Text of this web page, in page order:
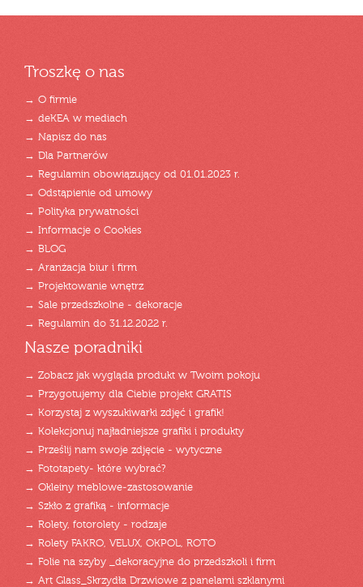
Troszkę o nas
→ O firmie
→ deKEA w mediach
→ Napisz do nas
→ Dla Partnerów
→ Regulamin obowiązujący od 01.01.2023 r.
→ Odstąpienie od umowy
→ Polityka prywatności
→ Informacje o Cookies
→ BLOG
→ Aranżacja biur i firm
→ Projektowanie wnętrz
→ Sale przedszkolne - dekoracje
→ Regulamin do 31.12.2022 r.
Nasze poradniki
→ Zobacz jak wygląda produkt w Twoim pokoju
→ Przygotujemy dla Ciebie projekt GRATIS
→ Korzystaj z wyszukiwarki zdjęć i grafik!
→ Kolekcjonuj najładniejsze grafiki i produkty
→ Prześlij nam swoje zdjęcie - wytyczne
→ Fototapety- które wybrać?
→ Okleiny meblowe-zastosowanie
→ Szkło z grafiką - informacje
→ Rolety, fotorolety - rodzaje
→ Rolety FAKRO, VELUX, OKPOL, ROTO
→ Folie na szyby _dekoracyjne do przedszkoli i firm
→ Art Glass_Skrzydła Drzwiowe z panelami szklanymi